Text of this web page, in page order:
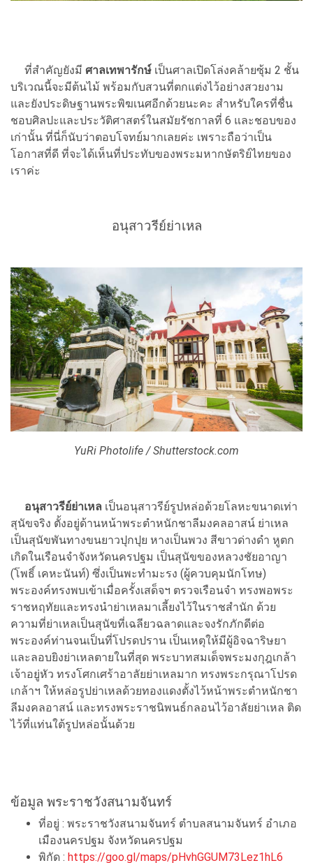
ที่สำคัญยังมี ศาลเทพารักษ์ เป็นศาลเปิดโล่งคล้ายซุ้ม 2 ชั้น
บริเวณนี้จะมีต้นไม้ พร้อมกับสวนที่ตกแต่งไว้อย่างสวยงาม
และยังประดิษฐานพระพิฆเนศอีกด้วยนะคะ สำหรับใครที่ชื่น
ชอบศิลปะและประวัติศาสตร์ในสมัยรัชกาลที่ 6 และชอบของ
เก่านั้น ที่นี่ก็นับว่าตอบโจทย์มากเลยค่ะ เพราะถือว่าเป็น
โอกาสที่ดี ที่จะได้เห็นที่ประทับของพระมหากษัตริย์ไทยของ
เราค่ะ
อนุสาวรีย์ย่าเหล
YuRi Photolife / Shutterstock.com
อนุสาวรีย์ย่าเหล เป็นอนุสาวรีย์รูปหล่อด้วยโลหะขนาดเท่า
สุนัขจริง ตั้งอยู่ด้านหน้าพระตำหนักชาลีมงคลอาสน์ ย่าเหล
เป็นสุนัขพันทางขนยาวปุกปุย หางเป็นพวง สีขาวด่างดำ หูตก
เกิดในเรือนจำจังหวัดนครปฐม เป็นสุนัขของหลวงชัยอาญา
(โพธิ์ เคหะนันท์) ซึ่งเป็นพะทำมะรง (ผู้ควบคุมนักโทษ)
พระองค์ทรงพบเข้าเมื่อครั้งเสด็จฯ ตรวจเรือนจำ ทรงพอพระ
ราชหฤทัยและทรงนำย่าเหลมาเลี้ยงไว้ในราชสำนัก ด้วย
ความที่ย่าเหลเป็นสุนัขที่เฉลียวฉลาดและจงรักภักดีต่อ
พระองค์ท่านจนเป็นที่โปรดปราน เป็นเหตุให้มีผู้อิจฉาริษยา
และลอบยิงย่าเหลตายในที่สุด พระบาทสมเด็จพระมงกุฎเกล้า
เจ้าอยู่หัว ทรงโศกเศร้าอาลัยย่าเหลมาก ทรงพระกรุณาโปรด
เกล้าฯ ให้หล่อรูปย่าเหลด้วยทองแดงตั้งไว้หน้าพระตำหนักชา
ลีมงคลอาสน์ และทรงพระราชนิพนธ์กลอนไว้อาลัยย่าเหล ติด
ไว้ที่แท่นใต้รูปหล่อนั้นด้วย
ข้อมูล พระราชวังสนามจันทร์
ที่อยู่ : พระราชวังสนามจันทร์ ตำบลสนามจันทร์ อำเภอ
เมืองนครปฐม จังหวัดนครปฐม
พิกัด : https://goo.gl/maps/pHvhGGUM73Lez1hL6